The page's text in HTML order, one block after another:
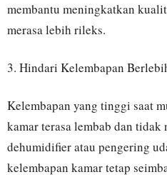
membantu meningkatkan
merasa lebih rileks.
3. Hindari Kelembapan
Kelembapan yang tinggi saat
kamar terasa lembab dan tidak
dehumidifier atau pengering
kelembapan kamar tetap